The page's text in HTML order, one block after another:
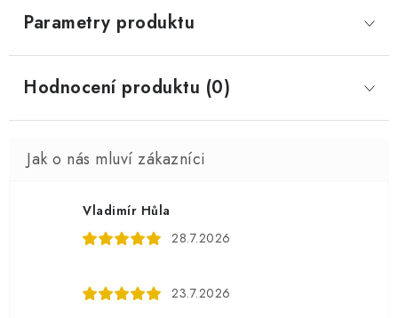
Parametry produktu
Hodnocení produktu (0)
Vladimír Hůla
28.7.2026
23.7.2026